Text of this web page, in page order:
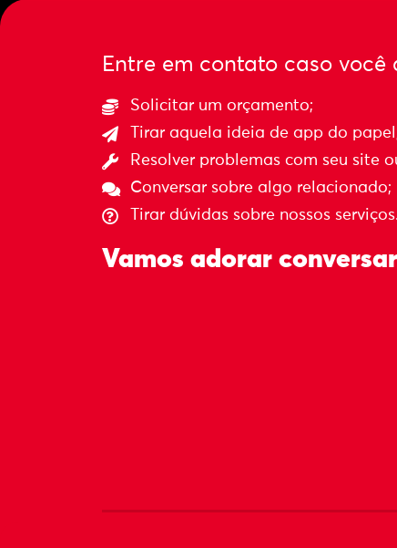
Entre em contato caso você
Solicitar um orçamento;
Tirar aquela ideia de app do
Resolver problemas com seu site
Conversar sobre algo relacionado;
Tirar dúvidas sobre nossos serviços.
Vamos adorar